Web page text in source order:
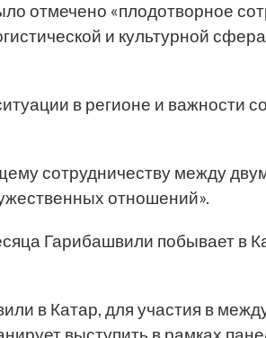
отмечено «плодотворное
и культурной
в регионе и важности
сотрудничеству между
отношений».
Гарибашвили побывает в
в Катар, для участия в